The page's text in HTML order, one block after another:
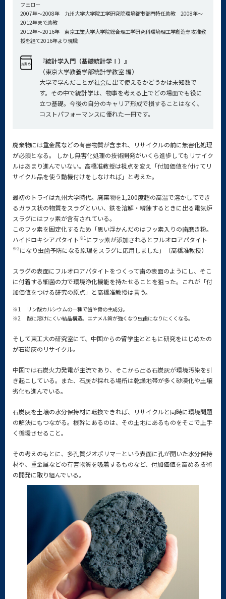
フェロー
2007年～2008年 九州大学大学院工学研究院環境都市部門特任助教 2008年～
2012年まで助教
2012年～2016年 東京工業大学大学院総合理工学研究科環境理工学創造専攻准教
授を経て2016年より現職
『統計学入門（基礎統計学Ⅰ）』
（東京大学教養学部統計学教室 編）
大学で学んだことが社会に出て使えるかどうかは未知数で
す。その中で統計学は、物事を考える上でどの場面でも役に
立つ基礎。今後の自分のキャリア形成で損することはなく、
コストパフォーマンスに優れた一冊です。
廃棄物には重金属などの有害物質が含まれ、リサイクルの前に無害化処理
が必須となる。 しかし無害化処理の技術開発がいくら進歩してもリサイク
ルはあまり進んでいない。高橋准教授は視点を変え「付加価値を付けてリ
サイクル品を使う動機付けをしなければ」と考えた。
最初のトライは九州大学時代。廃棄物を1,200度超の高温で溶かしてでき
るガラス状の物質をスラグといい、鉄を溶解・精錬するときに出る電気炉
スラグにはフッ素が含有されている。
このフッ素を固定化するため「思い浮かんだのはフッ素入りの歯磨き粉。
ハイドロキシアパタイト ※1 にフッ素が添加されるとフルオロアパタイト
※2になり虫歯予防になる原理をスラグに応用しました」（高橋准教授）
スラグの表面にフルオロアパタイトをつくって歯の表面のようにし、そこ
に付着する細菌の力で環境浄化機能を持たせることを狙った。これが「付
加価値をつける研究の原点」と高橋准教授は言う。
※1
リン酸カルシウムの一種で歯や骨の主成分。
※2
酸に溶けにくい結晶構造。エナメル質が強くなり虫歯になりにくくなる。
そして東工大の研究室にて、中国からの留学生とともに研究をはじめたの
が石炭灰のリサイクル。
中国では石炭火力発電が主流であり、そこから出る石炭灰が環境汚染を引
き起こしている。また、石炭が採れる場所は乾燥地帯が多く砂漠化や土壌
劣化も進んでいる。
石炭灰を土壌の水分保持材に転換できれば、リサイクルと同時に環境問題
の解決にもつながる。根幹にあるのは、その土地にあるものをそこで上手
く循環させること。
その考えのもとに、多孔質ジオポリマーという表面に孔が開いた水分保持
材や、重金属などの有害物質を吸着するものなど、付加価値を高める技術
の開発に取り組んでいる。